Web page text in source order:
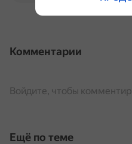
Комментарии
Войдите, чтобы
Ещё по теме